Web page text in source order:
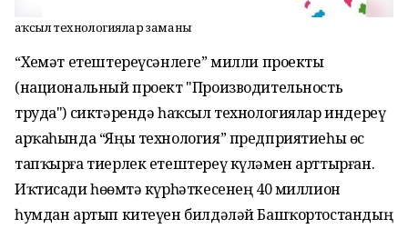
Һаҡсыл технологиялар заманы
“Хеҙмәт етештереүсәнлеге” милли проекты
(национальный проект "Производительность
труда") сиктәрендә һаҡсыл технологиялар индереү
арҡаһында “Яңы технология” предприятиеһы өс
тапҡырға тиерлек етештереү күләмен арттырған.
Иҡтисади һөҙөмтә күрһәткесенең 40 миллион
һумдан артып китеүен билдәләй Башҡортостандың